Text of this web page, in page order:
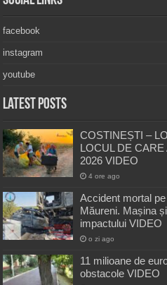
facebook
instagram
youtube
Latest Posts
COSTINEȘTI –
LOCUL DE
2026 VIDEO
4 ore ago
Accident mortal
Măureni. Mașina
impactului VIDEO
o zi ago
11 milioane de
obstacole VIDEO